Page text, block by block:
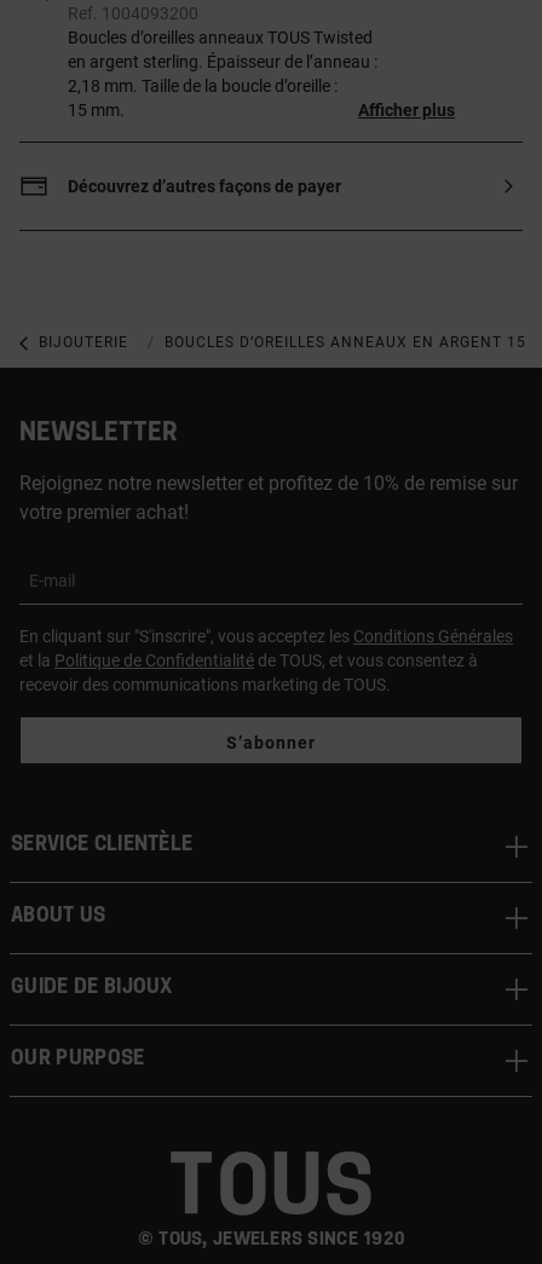
Ref. 1004093200
Boucles d’oreilles anneaux TOUS Twisted
en argent sterling. Épaisseur de l’anneau :
2,18 mm. Taille de la boucle d’oreille :
15 mm.
Afficher plus
Découvrez d’autres façons de payer
BIJOUTERIE BIJOUX EN ARGENT 925
BOUCLES D’OREILLES ANNEAUX EN ARGENT 15
NEWSLETTER
Rejoignez notre newsletter et profitez de 10% de remise sur
votre premier achat!
E-mail
En cliquant sur "S'inscrire", vous acceptez les Conditions Générales
et la Politique de Confidentialité de TOUS, et vous consentez à
recevoir des communications marketing de TOUS.
S’abonner
© TOUS, JEWELERS SINCE 1920
Service clientèle
About us
Guide de bijoux
Our Purpose